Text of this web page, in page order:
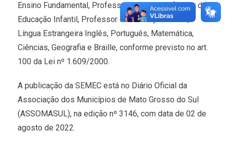
Ensino Fundamental, Professor de Arte, Professor de
Educação Infantil, Professor de Educação Física,
Língua Estrangeira Inglês, Português, Matemática,
Ciências, Geografia e Braille, conforme previsto no art.
100 da Lei nº 1.609/2000.
A publicação da SEMEC está no Diário Oficial da
Associação dos Municípios de Mato Grosso do Sul
(ASSOMASUL), na edição nº 3146, com data de 02 de
agosto de 2022.